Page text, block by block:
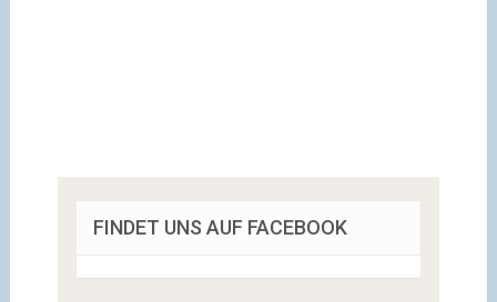
FINDET UNS AUF FACEBOOK